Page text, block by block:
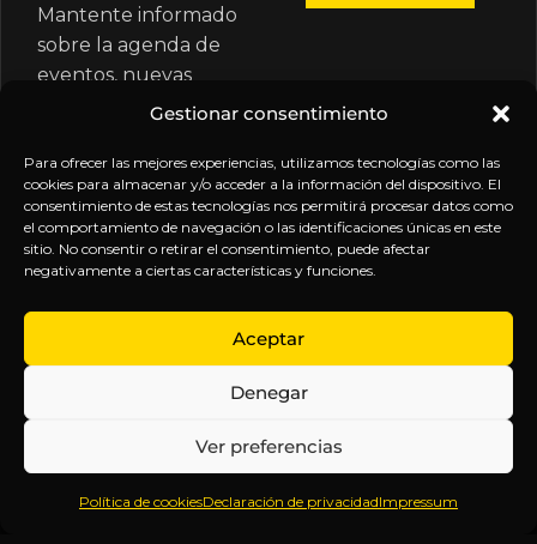
Gestionar consentimiento
Para ofrecer las mejores experiencias, utilizamos tecnologías como las
cookies para almacenar y/o acceder a la información del dispositivo. El
consentimiento de estas tecnologías nos permitirá procesar datos como
el comportamiento de navegación o las identificaciones únicas en este
sitio. No consentir o retirar el consentimiento, puede afectar
negativamente a ciertas características y funciones.
Aceptar
Denegar
Ver preferencias
Política de cookiesDeclaración de privacidadImpressum
Mantente informado
sobre la agenda de
eventos, nuevas
publicaciones y
suscripción.
Inteligencia
Anticipándonos
EXPLORA
Inicio
Sobre
Contenido
Webinars
LEGAL
Política
de
Términos y
Aviso
SÍGUENOS